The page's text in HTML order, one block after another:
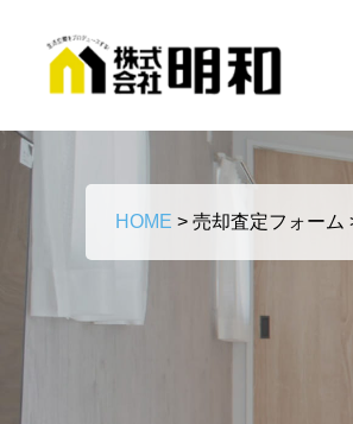
HOME > 売却査定フォーム